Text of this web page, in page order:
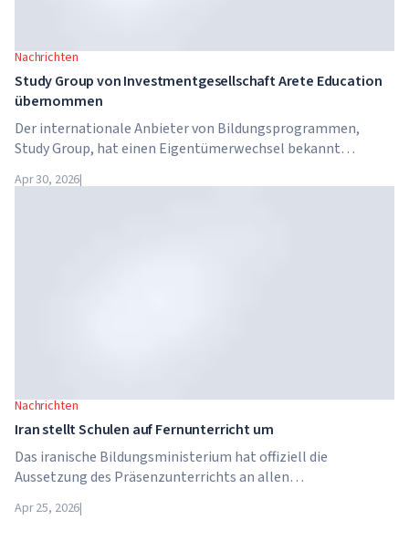
Nachrichten
Study Group von Investmentgesellschaft Arete Education
übernommen
Der internationale Anbieter von Bildungsprogrammen,
Study Group, hat einen Eigentümerwechsel bekannt
übernommen – einer Investmentstruktur im
Apr 30, 2026|
Nachrichten
Iran stellt Schulen auf Fernunterricht um
Das iranische Bildungsministerium hat offiziell die
Aussetzung des Präsenzunterrichts an allen
21. April wechseln Schulen, Hochschulen und Universitäten
Apr 25, 2026|